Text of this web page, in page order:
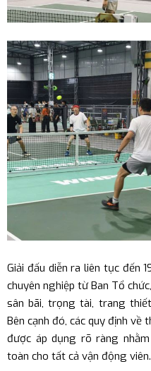
Giải đấu diễn ra liên tục đến
chuyên nghiệp từ Ban Tổ
sân bãi, trọng tài, trang
Bên cạnh đó, các quy định về
được áp dụng rõ ràng
toàn cho tất cả vận động viên.